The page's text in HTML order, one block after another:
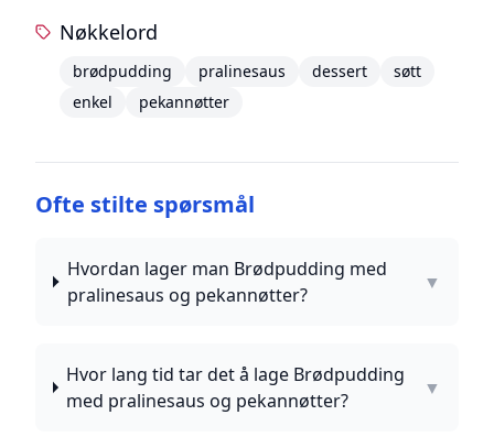
Nøkkelord
brødpudding pralinesaus dessert
søtt
enkel
pekannøtter
Ofte stilte spørsmål
Hvordan lager man Brødpudding med
pralinesaus og pekannøtter?
▼
Hvor lang tid tar det å lage Brødpudding
med pralinesaus og pekannøtter?
▼